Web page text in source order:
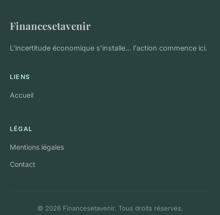
Financesetavenir
L'incertitude économique s'installe... l'action commence ici.
LIENS
Accueil
LÉGAL
Mentions légales
Contact
© 2026 Financesetavenir. Tous droits réservés.